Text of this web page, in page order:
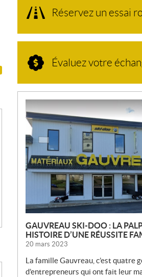
Réservez un essai
Évaluez votre
N
O
U
V
E
L
L
GAUVREAU SKI-DOO : LA
HISTOIRE D’UNE RÉUSSITE
20 mars 2023
La famille Gauvreau, c’est quatre
d’entrepreneurs qui ont fait leur